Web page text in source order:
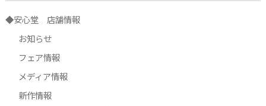
◆安心堂 店舗情報
お知らせ
フェア情報
メディア情報
新作情報